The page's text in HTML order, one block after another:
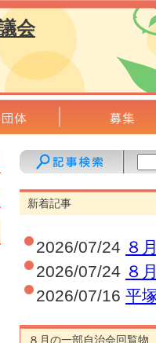
会
新着記事
2026/07/24 ８
2026/07/24 ８
2026/07/16 平
８月の一部自治会回覧物